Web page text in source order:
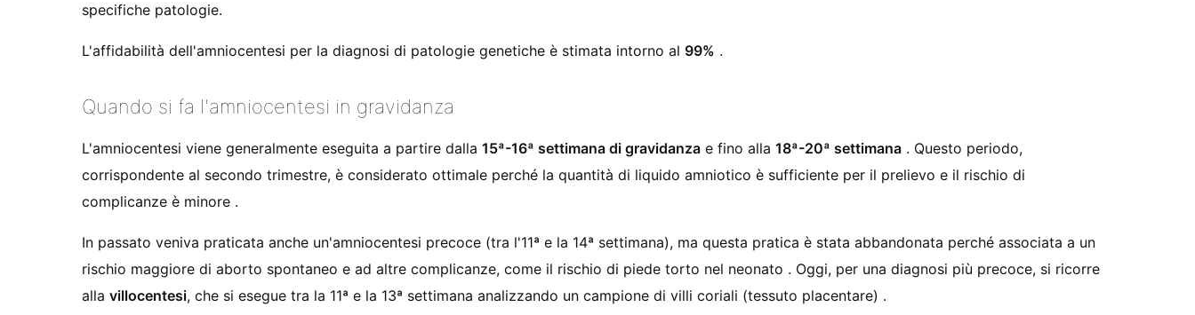
specifiche patologie.
L'affidabilità dell'amniocentesi per la diagnosi di patologie genetiche è stimata intorno al 99% .
Quando si fa l'amniocentesi in gravidanza
L'amniocentesi viene generalmente eseguita a partire dalla 15ª-16ª settimana di gravidanza e fino alla 18ª-20ª settimana . Questo periodo,
corrispondente al secondo trimestre, è considerato ottimale perché la quantità di liquido amniotico è sufficiente per il prelievo e il rischio di
complicanze è minore .
In passato veniva praticata anche un'amniocentesi precoce (tra l'11ª e la 14ª settimana), ma questa pratica è stata abbandonata perché associata a un
rischio maggiore di aborto spontaneo e ad altre complicanze, come il rischio di piede torto nel neonato . Oggi, per una diagnosi più precoce, si ricorre
alla villocentesi, che si esegue tra la 11ª e la 13ª settimana analizzando un campione di villi coriali (tessuto placentare) .